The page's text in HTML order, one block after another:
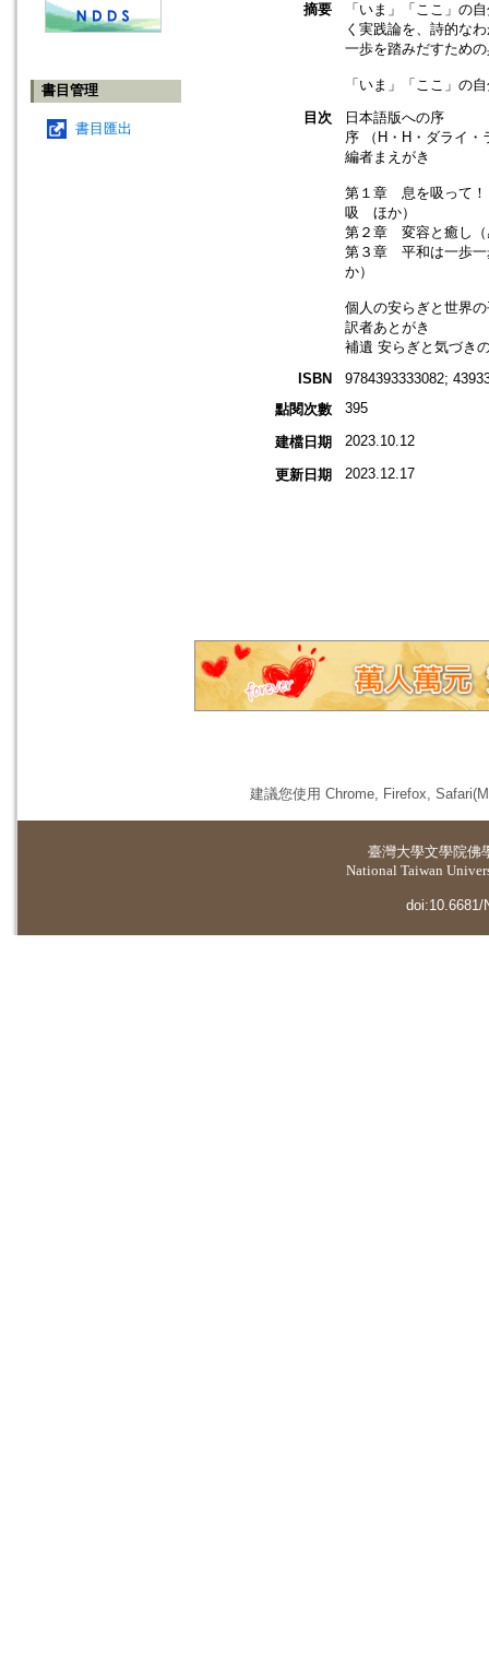
書目管理
書目匯出
摘要
「いま」「ここ」の
く実践論を、詩的な
一歩を踏みだすため
「いま」「ここ」の
目次
日本語版への序
序 （H・H・ダライ・
編者まえがき
第１章 息を吸って！
吸 ほか）
第２章 変容と癒し（
第３章 平和は一歩一
か）
個人の安らぎと世界
訳者あとがき
補遺 安らぎと気づき
ISBN
9784393333082;
點閱次數
395
建檔日期 2023.10.12
更新日期 2023.12.17
建議您使用 Chrome, Firefox,
臺灣大學文學院佛
National Taiwan
doi:10.6681/